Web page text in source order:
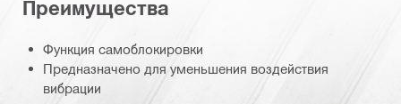
Преимущества
Функция самоблокировки
Предназначено для уменьшения воздействия
вибрации